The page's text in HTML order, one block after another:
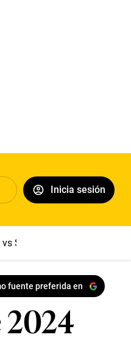
Inicia sesión
Sport Boys
fuente preferida en
2024